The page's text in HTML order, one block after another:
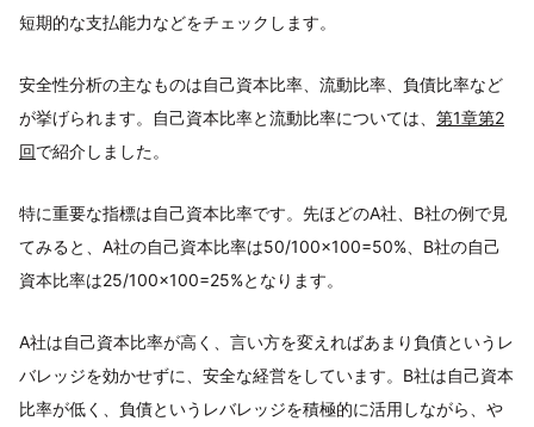
短期的な支払能力などをチェックします。
安全性分析の主なものは自己資本比率、流動比率、負債比率など
が挙げられます。自己資本比率と流動比率については、 第1章第2
回で紹介しました。
特に重要な指標は自己資本比率です。先ほどのA社、B社の例で見
てみると、A社の自己資本比率は50/100×100=50%、B社の自己
資本比率は25/100×100=25%となります。
A社は自己資本比率が高く、言い方を変えればあまり負債というレ
バレッジを効かせずに、安全な経営をしています。B社は自己資本
比率が低く、負債というレバレッジを積極的に活用しながら、や